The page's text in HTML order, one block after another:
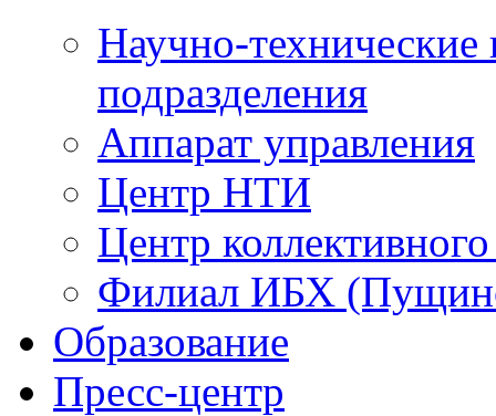
Научно-технические
подразделения
Аппарат управления
Центр НТИ
Центр
Филиал ИБХ
Образование
Пресс-центр